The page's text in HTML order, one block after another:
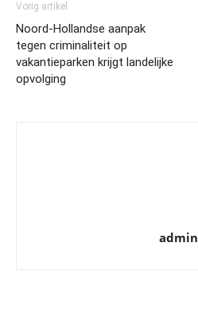
Vorig artikel
Noord-Hollandse aanpak
tegen criminaliteit op
vakantieparken krijgt landelijke
opvolging
admin